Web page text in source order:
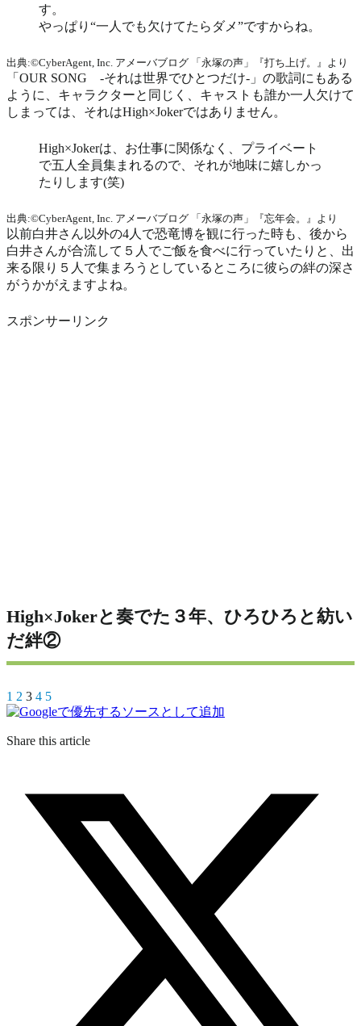
す。
やっぱり“一人でも欠けてたらダメ”ですからね。
出典:©CyberAgent, Inc. アメーバブログ 「永塚の声」『打ち上げ。』より
「OUR SONG -それは世界でひとつだけ-」の歌詞にもある
ように、キャラクターと同じく、キャストも誰か一人欠けて
しまっては、それはHigh×Jokerではありません。
High×Jokerは、お仕事に関係なく、プライベート
で五人全員集まれるので、それが地味に嬉しかっ
たりします(笑)
出典:©CyberAgent, Inc. アメーバブログ 「永塚の声」『忘年会。』より
以前白井さん以外の4人で恐竜博を観に行った時も、後から
白井さんが合流して５人でご飯を食べに行っていたりと、出
来る限り５人で集まろうとしているところに彼らの絆の深さ
がうかがえますよね。
スポンサーリンク
High×Jokerと奏でた３年、ひろひろと紡い
だ絆②
1 2 3 4 5
Share this article